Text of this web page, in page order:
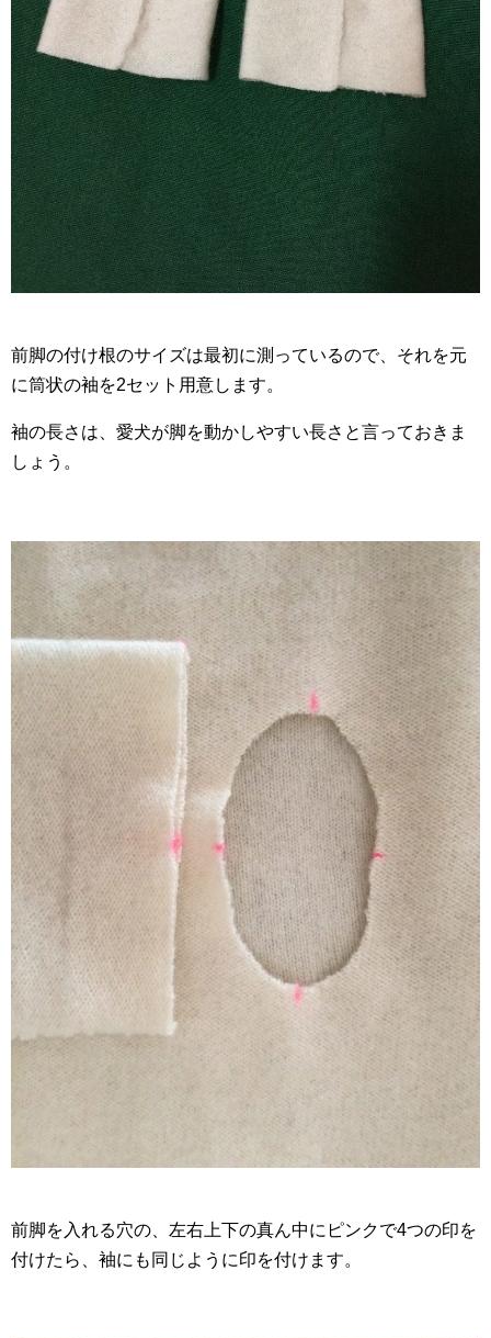
前脚の付け根のサイズは最初に測っているので、それを元
に筒状の袖を2セット用意します。
袖の長さは、愛犬が脚を動かしやすい長さと言っておきま
しょう。
前脚を入れる穴の、左右上下の真ん中にピンクで4つの印を
付けたら、袖にも同じように印を付けます。